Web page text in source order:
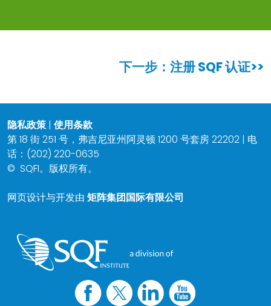
下一步：注册 SQF 认证>>
隐私政策 | 使用条款
第 18 街 251 号，弗吉尼亚州阿灵顿 1200 号套房 22202 | 电
话：(202) 220-0635
© SQFI。版权所有。
网页设计与开发由 矩阵集团国际有限公司